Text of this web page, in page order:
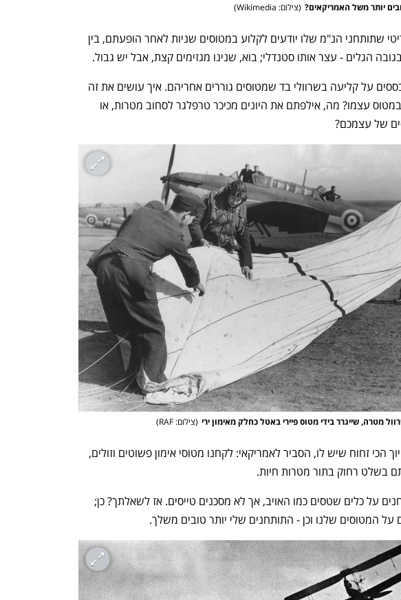
מדברים כלכלה, עסקים ומה
נפתח בכרטיסייה חדשה
ענף במתח גבוה
נפתח בכרטיסייה חדשה נפתח בכרטיסייה חדשה
נפתח בכרטיסייה חדשה
יותר משל האמריקאים? (צילום: Wikimedia )
הגלים - עצר אותו סטנדלי; בוא, שנינו מגזימים קצת, אבל יש גבול.
של עצמכם?
מטרה, שייגרר בידי מטוס פיירי באטל כחלק מאימון ירי (צילום: RAF )
בשלט רחוק בתור מטרות חיות.
על המטוסים שלנו וכן - התותחנים שלי יותר טובים משלך.